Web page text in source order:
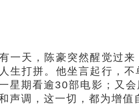
天，陈豪突然醒觉过来
生打拼。他坐言起行，
星期看逾30部电影；又
声调，这一切，都为增值